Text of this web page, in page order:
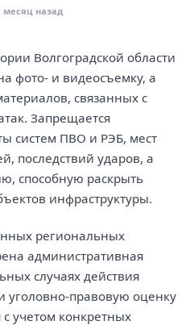
месяц назад
Волгоградской области
фото- и видеосъемку, а
связанных с
Запрещается
систем ПВО и РЭБ, мест
последствий ударов, а
способную раскрыть
инфраструктуры.
региональных
административная
случаях действия
уголовно-правовую оценку
учетом конкретных